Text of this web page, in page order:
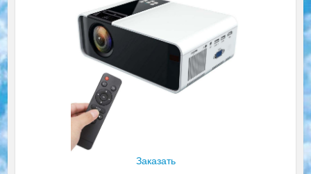
Заказать